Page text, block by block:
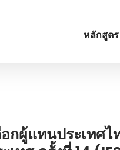
หลักสูตร
กผู้แทนประเทศ